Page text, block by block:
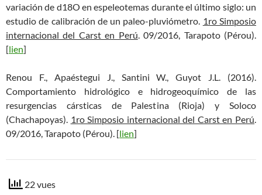
variación de d18O en espeleotemas durante el último siglo: un
estudio de calibración de un paleo-pluviómetro. 1ro Simposio
internacional del Carst en Perú. 09/2016, Tarapoto (Pérou).
[lien]
Renou F., Apaéstegui J., Santini W., Guyot J.L. (2016).
Comportamiento hidrológico e hidrogeoquímico de las
resurgencias cársticas de Palestina (Rioja) y Soloco
(Chachapoyas). 1ro Simposio internacional del Carst en Perú.
09/2016, Tarapoto (Pérou). [lien]
22 vues